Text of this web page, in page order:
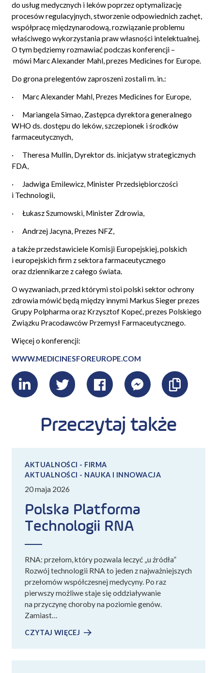
do usług medycznych i leków poprzez optymalizację
procesów regulacyjnych, stworzenie odpowiednich zachęt,
współpracę międzynarodową, rozwiązanie problemu
właściwego wykorzystania praw własności intelektualnej.
O tym będziemy rozmawiać podczas konferencji –
mówi Marc Alexander Mahl, prezes Medicines for Europe.
Do grona prelegentów zaproszeni zostali m. in.:
· Marc Alexander Mahl, Prezes Medicines for Europe,
· Mariangela Simao, Zastępca dyrektora generalnego
WHO ds. dostępu do leków, szczepionek i środków
farmaceutycznych,
· Theresa Mullin, Dyrektor ds. inicjatyw strategicznych
FDA,
· Jadwiga Emilewicz, Minister Przedsiębiorczości
i Technologii,
· Łukasz Szumowski, Minister Zdrowia,
· Andrzej Jacyna, Prezes NFZ,
a także przedstawiciele Komisji Europejskiej, polskich
i europejskich firm z sektora farmaceutycznego
oraz dziennikarze z całego świata.
O wyzwaniach, przed którymi stoi polski sektor ochrony
zdrowia mówić będą między innymi Markus Sieger prezes
Grupy Polpharma oraz Krzysztof Kopeć, prezes Polskiego
Związku Pracodawców Przemysł Farmaceutycznego.
Więcej o konferencji:
WWW.MEDICINESFOREUROPE.COM
LinkedInTwitterFacebookMessenger
link
Przeczytaj także
AKTUALNOŚCI - FIRMA
AKTUALNOŚCI - NAUKA I INNOWACJA
Polska Platforma
Technologii RNA
20 maja 2026
RNA: przełom, który pozwala leczyć „u źródła”
Rozwój technologii RNA to jeden z najważniejszych
przełomów współczesnej medycyny. Po raz
pierwszy możliwe staje się oddziaływanie
na przyczynę choroby na poziomie genów.
Zamiast…
CZYTAJ WIĘCEJ